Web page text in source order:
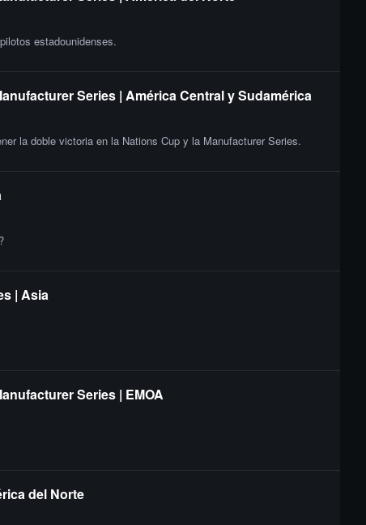
estadounidenses.
Series | América Central y Sudamérica
la doble victoria en la Nations Cup y la Manufacturer Series.
| Asia
Series | EMOA
del Norte